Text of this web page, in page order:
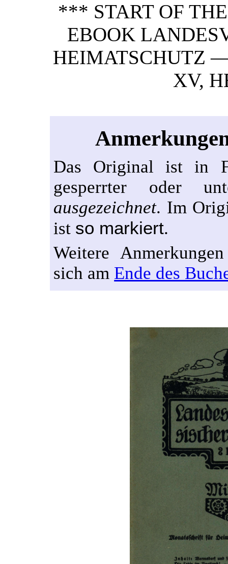
*** START OF
EBOOK
HEIMATSCHUTZ
XV,
Das Original ist in
gesperrter oder
ausgezeichnet. Im
ist so markiert.
Weitere
sich am Ende des